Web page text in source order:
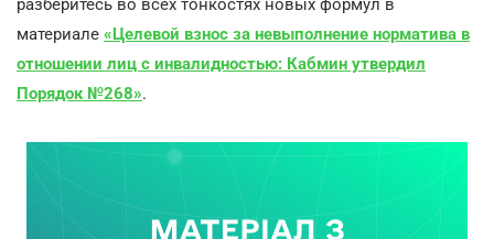
разберитесь во всех тонкостях новых формул в
материале «Целевой взнос за невыполнение норматива в
отношении лиц с инвалидностью: Кабмин утвердил
Порядок №268».